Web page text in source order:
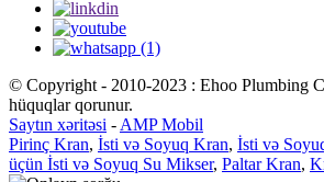
© Copyright - 2010-2023 : Ehoo Plumbing
hüquqlar qorunur.
Saytın xəritəsi -AMP Mobil
Pirinç Kran, İsti və Soyuq Kran, İsti və
üçün İsti və Soyuq Su Mikser, Paltar Kran,